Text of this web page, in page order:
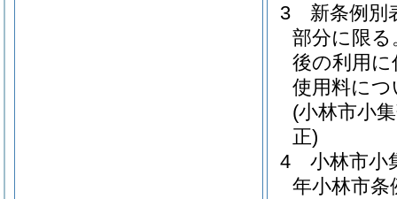
3
新条例別
部分に限る
後の利用
使用料に
(小林市小
正)
4
小林市小
年小林市条